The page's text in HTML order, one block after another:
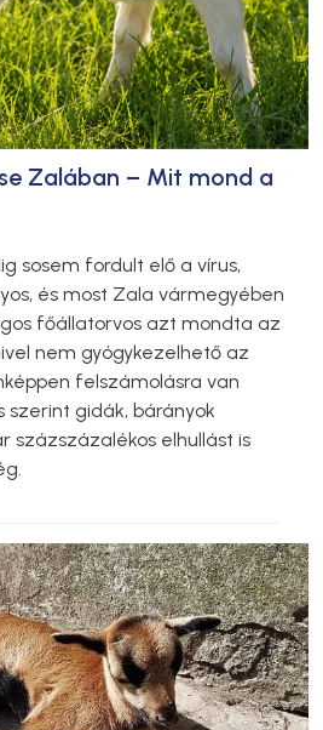
Zalában – Mit mond a
sosem fordult elő a vírus,
és most Zala vármegyében
főállatorvos azt mondta az
nem gyógykezelhető az
felszámolásra van
szerint gidák, bárányok
százszázalékos elhullást is